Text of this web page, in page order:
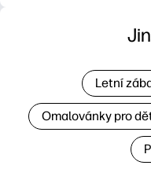
Letní
Omalovánky pro